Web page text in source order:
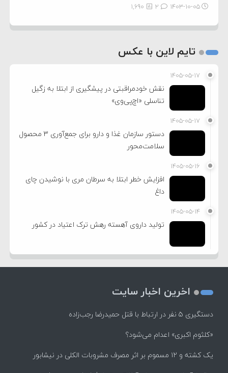
۱۴۰۳-۱۰-۰۵ 1,690
تایم لاین با عکس
۱۴۰۵-۰۵-۱۷
نقش خودمراقبتی در پیشگیری از ابتلا به زگیل
تناسلی «اچ‌پی‌وی»
۱۴۰۵-۰۵-۱۷
دستور سازمان غذا و دارو برای جمع‌آوری ۳ محصول
سلامت‌محور
۱۴۰۵-۰۵-۱۶
افزایش خطر ابتلا به سرطان مری با نوشیدن چای
داغ
۱۴۰۵-۰۵-۱۴
تولید داروی آهسته رهش ترک اعتیاد در کشور
اخرین اخبار سایت
دستگیری ۵ نفر در ارتباط با قتل حمیدرضا رجب‌زاده
«کلثوم اکبری» اعدام می‌شود؟
یک کشته و ۱۲ مسموم بر اثر مصرف مشروبات الکلی در نیشابور